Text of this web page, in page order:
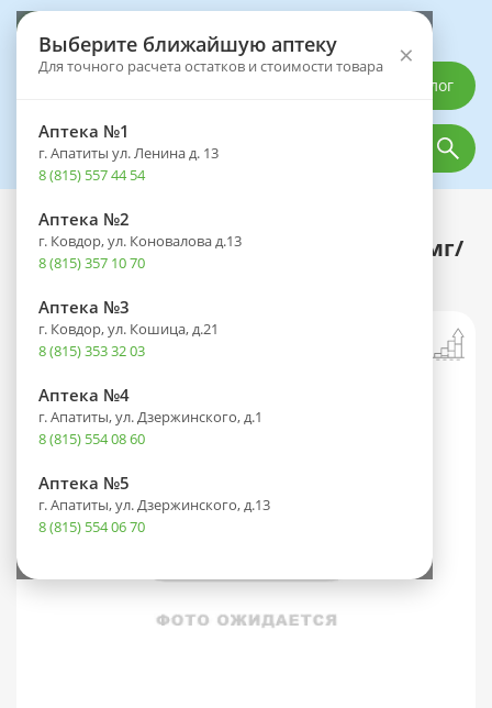
Выберите ближайшую аптеку
Для точного расчета остатков и стоимости товара ×
Аптека №1
г. Апатиты ул. Ленина д. 13
8 (815) 557 44 54
Аптека №2
г. Ковдор, ул. Коновалова д.13
8 (815) 357 10 70
Аптека №3
г. Ковдор, ул. Кошица, д.21
8 (815) 353 32 03
Аптека №4
г. Апатиты, ул. Дзержинского, д.1
8 (815) 554 08 60
Аптека №5
г. Апатиты, ул. Дзержинского, д.13
8 (815) 554 06 70
Каталог
Каталог Оптика
Бримонорд фл.-кап.(капли глазн.) 2мг/
мл+5мг/мл 5мл №1